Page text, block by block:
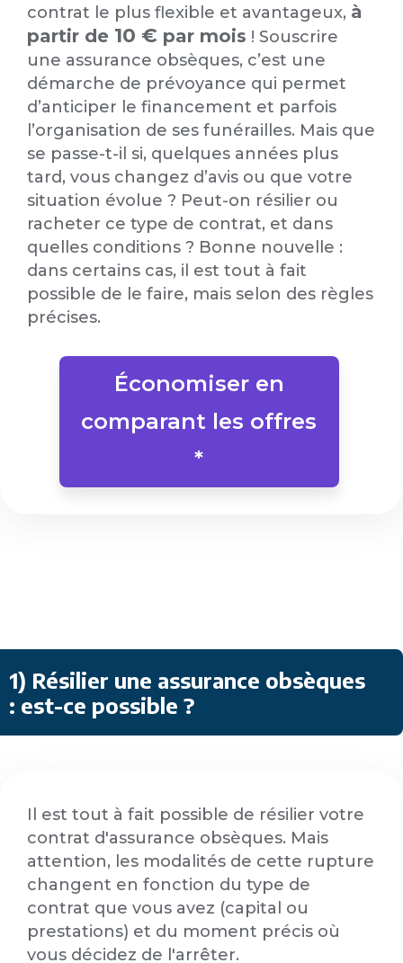
contrat le plus flexible et avantageux, à
partir de 10 € par mois ! Souscrire
une assurance obsèques, c’est une
démarche de prévoyance qui permet
d’anticiper le financement et parfois
l’organisation de ses funérailles. Mais que
se passe-t-il si, quelques années plus
tard, vous changez d’avis ou que votre
situation évolue ? Peut-on résilier ou
racheter ce type de contrat, et dans
quelles conditions ? Bonne nouvelle :
dans certains cas, il est tout à fait
possible de le faire, mais selon des règles
précises.
Économiser en
comparant les offres
*
1) Résilier une assurance obsèques
: est-ce possible ?
Il est tout à fait possible de résilier votre
contrat d'assurance obsèques. Mais
attention, les modalités de cette rupture
changent en fonction du type de
contrat que vous avez (capital ou
prestations) et du moment précis où
vous décidez de l'arrêter.